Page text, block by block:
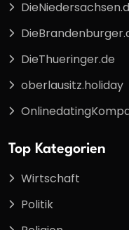
DieThueringer.de
oberlausitz.holiday
Top Kategorien
Wirtschaft
Politik